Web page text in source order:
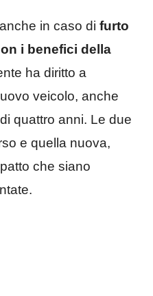
in caso di furto
i benefici della
ha diritto a
veicolo, anche
quattro anni. Le due
e quella nuova,
che siano